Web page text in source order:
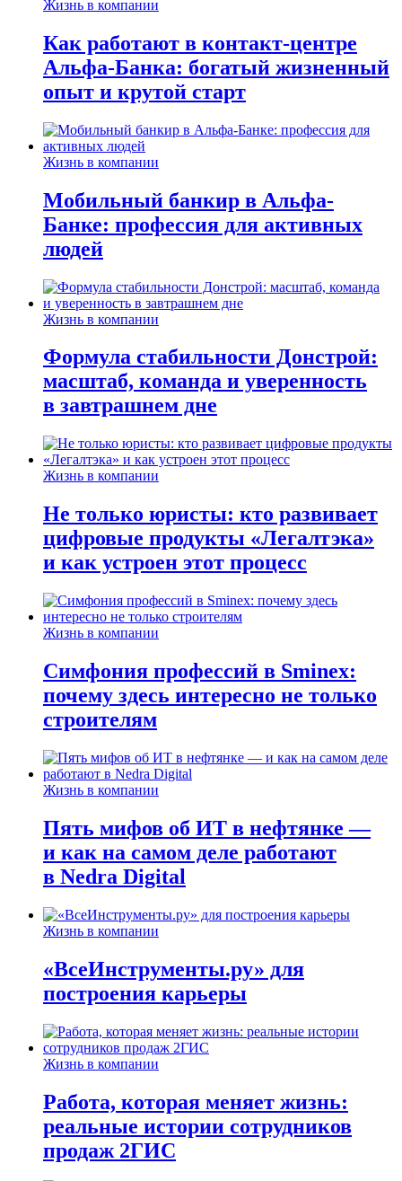
Жизнь в компании
Как работают в контакт-центре
Альфа-Банка: богатый жизненный
опыт и крутой старт
Жизнь в компании
Мобильный банкир в Альфа-
Банке: профессия для активных
людей
Жизнь в компании
Формула стабильности Донстрой:
масштаб, команда и уверенность
в завтрашнем дне
Жизнь в компании
Не только юристы: кто развивает
цифровые продукты «Легалтэка»
и как устроен этот процесс
Жизнь в компании
Симфония профессий в Sminex:
почему здесь интересно не только
строителям
Жизнь в компании
Пять мифов об ИТ в нефтянке —
и как на самом деле работают
в Nedra Digital
Жизнь в компании
«ВсеИнструменты.ру» для
построения карьеры
Жизнь в компании
Работа, которая меняет жизнь:
реальные истории сотрудников
продаж 2ГИС